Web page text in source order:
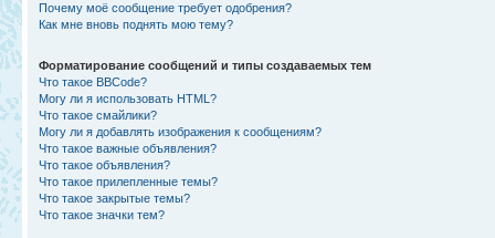
Почему моё сообщение требует одобрения?
Как мне вновь поднять мою тему?
Форматирование сообщений и типы создаваемых тем
Что такое BBCode?
Могу ли я использовать HTML?
Что такое смайлики?
Могу ли я добавлять изображения к сообщениям?
Что такое важные объявления?
Что такое объявления?
Что такое прилепленные темы?
Что такое закрытые темы?
Что такое значки тем?